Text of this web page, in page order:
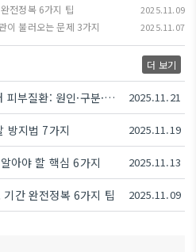
전정복 6가지 팁 2025.11.09
이 불러오는 문제 3가지 2025.11.07
더 보기
티눈·사마귀·무좀·쥐젖·기미 5대 피부질환: 원인·구분·관리법 한눈에 2025.11.21
방지법 7가지 2025.11.19
아야 할 핵심 6가지 2025.11.13
간 완전정복 6가지 팁 2025.11.09